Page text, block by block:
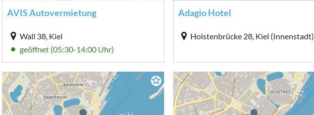
AVIS Autovermietung
Wall 38, Kiel
geöffnet (05:30-14:00 Uhr)
Adagio Hotel
Holstenbrücke 28, Kiel (Innenstadt)